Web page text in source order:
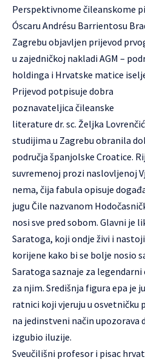
Perspektivnome čileanskome
Óscaru Andrésu Barrientosu
Zagrebu objavljen prijevod
u zajedničkoj nakladi AGM –
holdinga i Hrvatske matice
Prijevod potpisuje dobra
poznavateljica čileanske
literature dr. sc. Željka
studijima u Zagrebu obranila
područja španjolske Croatice.
suvremenoj prozi naslovljenoj
nema, čija fabula opisuje
jugu Čile nazvanom
nosi sve pred sobom. Glavni je
Saratoga, koji ondje živi i
korijene kako bi se bolje nosio
Saratoga saznaje za
za njim. Središnja figura epa je
ratnici koji vjeruju u osvetničku
na jedinstveni način upozorava
izgubio iluzije.
Sveučilišni profesor i pisac